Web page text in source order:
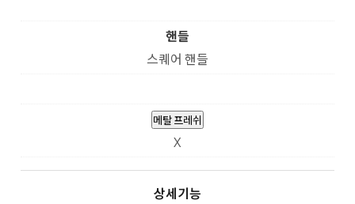
핸들
스퀘어 핸들
메탈 프레쉬
X
상세기능